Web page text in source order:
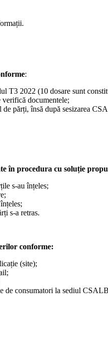
:
T3 2022 (10 dosare sunt
documentele;
părți, însă după sesizarea
în procedura cu soluție
s-au înțeles;
s-a retras.
conforme:
(site);
de consumatori la sediul